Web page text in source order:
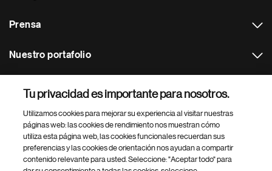
Prensa
Nuestro portafolio
Footer Site Search
Tu privacidad es importante para nosotros.
Utilizamos cookies para mejorar su experiencia al visitar nuestras
páginas web: las cookies de rendimiento nos muestran cómo
utiliza esta página web, las cookies funcionales recuerdan sus
preferencias y las cookies de orientación nos ayudan a compartir
contenido relevante para usted. Seleccione: "Aceptar todo" para